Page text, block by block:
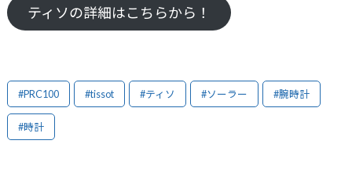
ティソの詳細はこちらから！
#PRC100 #tissot #ティソ #ソーラー #腕時計
#時計